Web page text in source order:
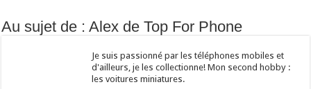
Au sujet de : Alex de Top For Phone
Je suis passionné par les téléphones mobiles et
d'ailleurs, je les collectionne! Mon second hobby :
les voitures miniatures.